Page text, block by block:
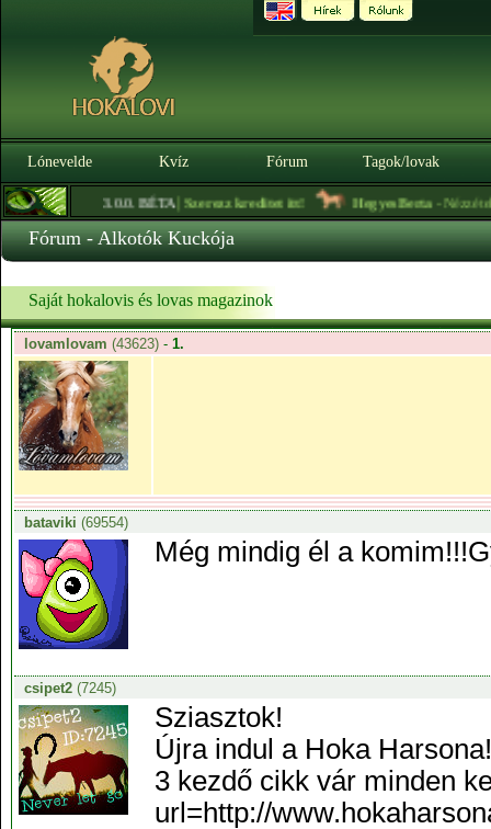
Lónevelde Kvíz Fórum Tagok/lovak
3.0.0. BÉTA|Szerezz kreditet itt! HegyesBerta- Nézzétek meg
Fórum - Alkotók Kuckója
Saját hokalovis és lovas magazinok
lovamlovam (43623) - 1.
bataviki (69554)
Még mindig él a
csipet2(7245)
Sziasztok!
Újra indul a Hoka
3 kezdő cikk vár minden
url=http://